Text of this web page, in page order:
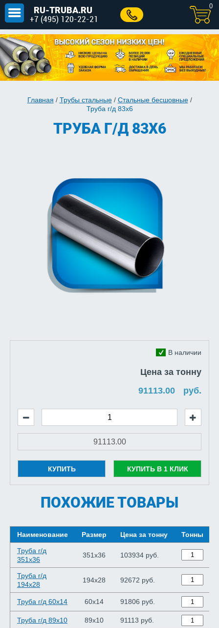
RU-TRUBA.RU
+7 (495) 120-22-21
0
Главная / Трубы стальные/ Стальные бесшовные/
Труба г/д 83x6
ТРУБА Г/Д 83X6
В наличии
Цена за тонну
руб.
КУПИТЬ КУПИТЬ В 1 КЛИК
ПОХОЖИЕ ТОВАРЫ
Наименование Размер Цена за тонну Тонны
Труба г/д
351x36
351x36 103934 руб.
Труба г/д
194x28
194x28 92672 руб.
Труба г/д 60x14 60x14 91806 руб.
Труба г/д 89x10 89x10 91113 руб.